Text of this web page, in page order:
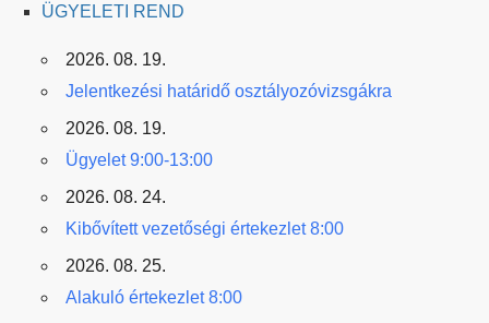
ÜGYELETI REND
2026. 08. 19.
Jelentkezési határidő osztályozóvizsgákra
2026. 08. 19.
Ügyelet 9:00-13:00
2026. 08. 24.
Kibővített vezetőségi értekezlet 8:00
2026. 08. 25.
Alakuló értekezlet 8:00